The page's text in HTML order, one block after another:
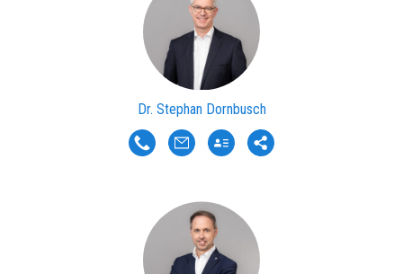
Dr. Stephan Dornbusch